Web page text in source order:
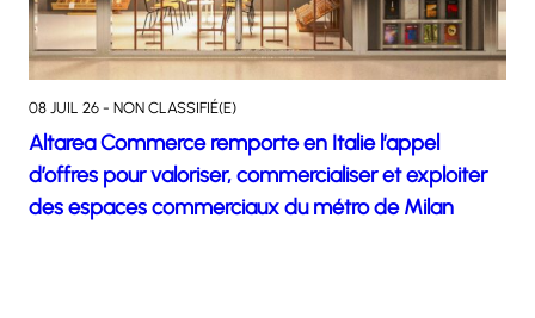
08 JUIL 26 - NON CLASSIFIÉ(E)
Altarea Commerce remporte en Italie l’appel
d’offres pour valoriser, commercialiser et exploiter
des espaces commerciaux du métro de Milan